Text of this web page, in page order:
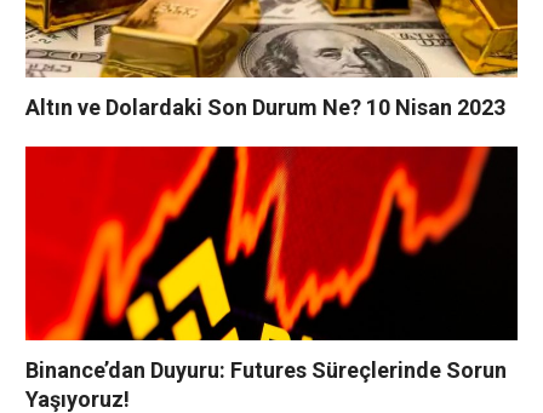
Altın ve Dolardaki Son Durum Ne? 10 Nisan 2023
Binance’dan Duyuru: Futures Süreçlerinde Sorun
Yaşıyoruz!